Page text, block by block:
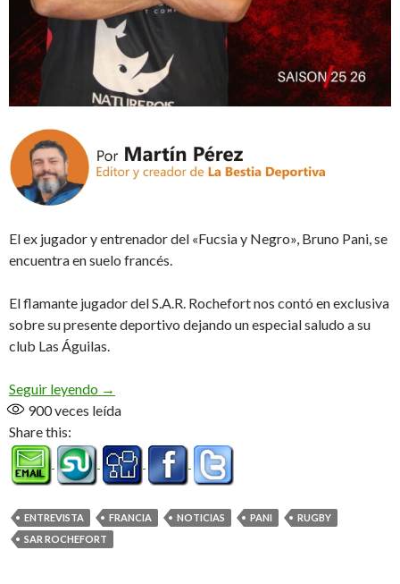
El ex jugador y entrenador del «Fucsia y Negro», Bruno Pani, se
encuentra en suelo francés.
El flamante jugador del S.A.R. Rochefort nos contó en exclusiva
sobre su presente deportivo dejando un especial saludo a su
club Las Águilas.
Seguir leyendo Bruno desde Francia (Audio)
→
900veces leída
Share this:
ENTREVISTA FRANCIA NOTICIAS PANI
RUGBY
SAR ROCHEFORT